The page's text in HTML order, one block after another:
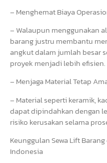
– Menghemat Biaya
– Walaupun menggunakan
barang justru membantu
angkut dalam jumlah besar
proyek menjadi lebih efisien.
– Menjaga Material Tetap
– Material seperti keramik,
dapat dipindahkan dengan
risiko kerusakan selama
Keunggulan Sewa Lift
Indonesia